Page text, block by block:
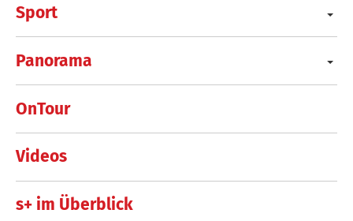
Sport
Panorama
OnTour
Videos
s+ im Überblick